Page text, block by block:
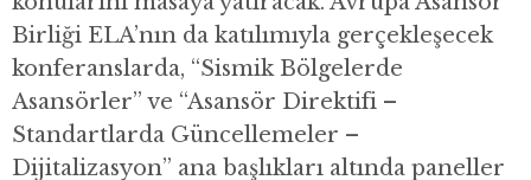
Birliği ELA’nın da katılımıyla gerçekleşecek
konferanslarda, “Sismik Bölgelerde
Asansörler” ve “Asansör Direktifi –
Standartlarda Güncellemeler –
Dijitalizasyon” ana başlıkları altında paneller